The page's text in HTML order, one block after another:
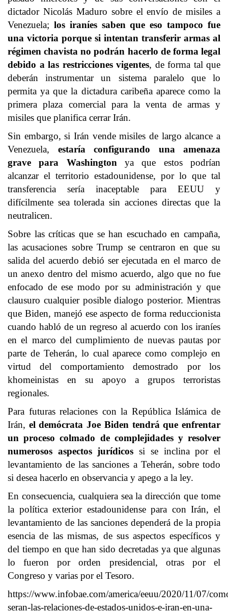
dictador Nicolás Maduro sobre el envío de misiles a
Venezuela; los iraníes saben que eso tampoco fue
una victoria porque si intentan transferir armas al
régimen chavista no podrán hacerlo de forma legal
debido a las restricciones vigentes, de forma tal que
deberán instrumentar un sistema paralelo que lo
permita ya que la dictadura caribeña aparece como la
primera plaza comercial para la venta de armas y
misiles que planifica cerrar Irán.
Sin embargo, si Irán vende misiles de largo alcance a
Venezuela, estaría configurando una amenaza
grave para Washington ya que estos podrían
alcanzar el territorio estadounidense, por lo que tal
transferencia sería inaceptable para EEUU y
difícilmente sea tolerada sin acciones directas que la
neutralicen.
Sobre las críticas que se han escuchado en campaña,
las acusaciones sobre Trump se centraron en que su
salida del acuerdo debió ser ejecutada en el marco de
un anexo dentro del mismo acuerdo, algo que no fue
enfocado de ese modo por su administración y que
clausuro cualquier posible dialogo posterior. Mientras
que Biden, manejó ese aspecto de forma reduccionista
cuando habló de un regreso al acuerdo con los iraníes
en el marco del cumplimiento de nuevas pautas por
parte de Teherán, lo cual aparece como complejo en
virtud del comportamiento demostrado por los
khomeinistas en su apoyo a grupos terroristas
regionales.
Para futuras relaciones con la República Islámica de
Irán, el demócrata Joe Biden tendrá que enfrentar
un proceso colmado de complejidades y resolver
numerosos aspectos jurídicos si se inclina por el
levantamiento de las sanciones a Teherán, sobre todo
si desea hacerlo en observancia y apego a la ley.
En consecuencia, cualquiera sea la dirección que tome
la política exterior estadounidense para con Irán, el
levantamiento de las sanciones dependerá de la propia
esencia de las mismas, de sus aspectos específicos y
del tiempo en que han sido decretadas ya que algunas
lo fueron por orden presidencial, otras por el
Congreso y varias por el Tesoro.
https://www.infobae.com/america/eeuu/2020/11/07/
seran-las-relaciones-de-estados-unidos-e-iran-en-una-